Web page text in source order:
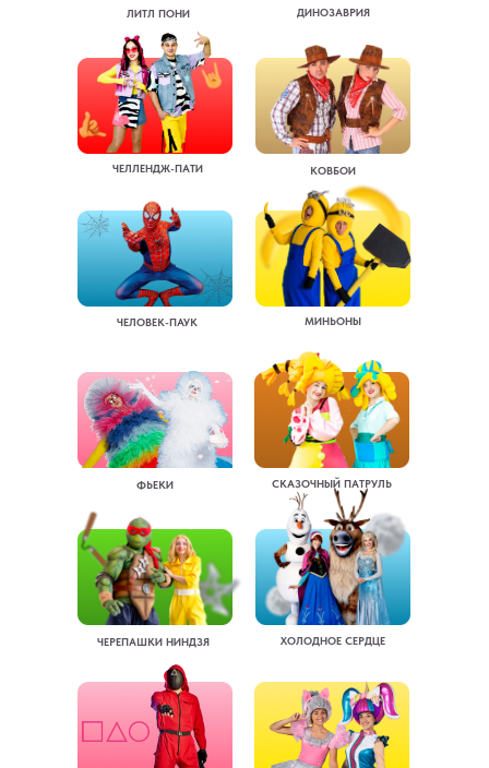
КОВБОИ
ХОЛОДНОЕ СЕРДЦЕ
ЧЕРЕПАШКИ НИНДЗЯ
МИНЬОНЫ
ЧЕЛЛЕНДЖ-ПАТИ
ФЬЕКИ
ДИНОЗАВРИЯ
СКАЗОЧНЫЙ ПАТРУЛЬ
ЧЕЛОВЕК-ПАУК
ЛИТЛ ПОНИ